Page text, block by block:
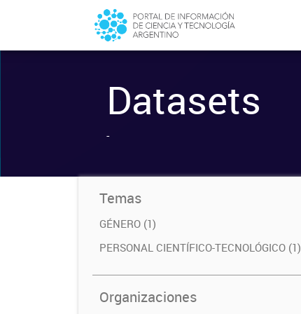
Datasets
-
Temas
GÉNERO (1)
PERSONAL CIENTÍFICO-TECNOLÓGICO (1)
Organizaciones